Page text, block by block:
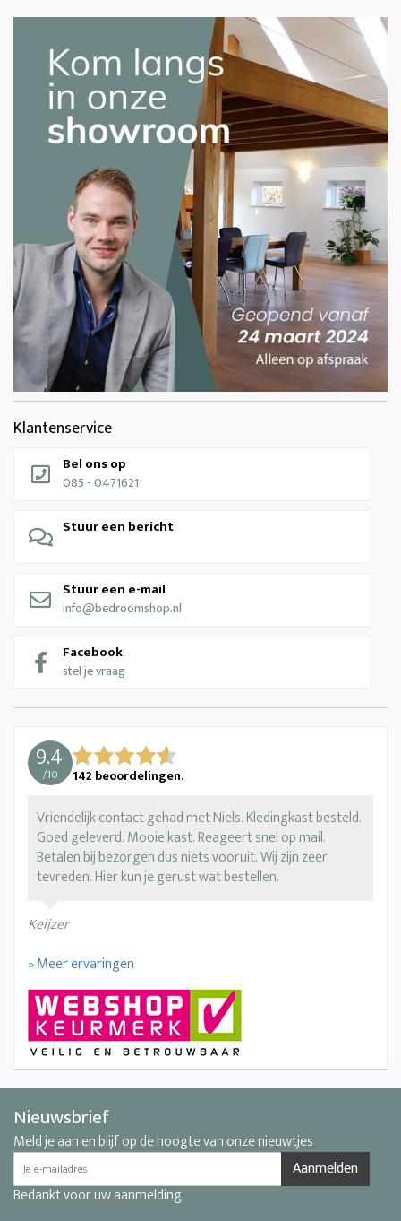
Klantenservice
Bel ons op
085 - 0471621
Stuur een bericht
Stuur een e-mail
info@bedroomshop.nl
Facebook
stel je vraag
9.4
/10 142 beoordelingen.
Vriendelijk contact gehad met Niels. Kledingkast besteld.
Goed geleverd. Mooie kast. Reageert snel op mail.
Betalen bij bezorgen dus niets vooruit. Wij zijn zeer
tevreden. Hier kun je gerust wat bestellen.
Keijzer
» Meer ervaringen
Nieuwsbrief
Meld je aan en blijf op de hoogte van onze nieuwtjes
Aanmelden
Bedankt voor uw aanmelding